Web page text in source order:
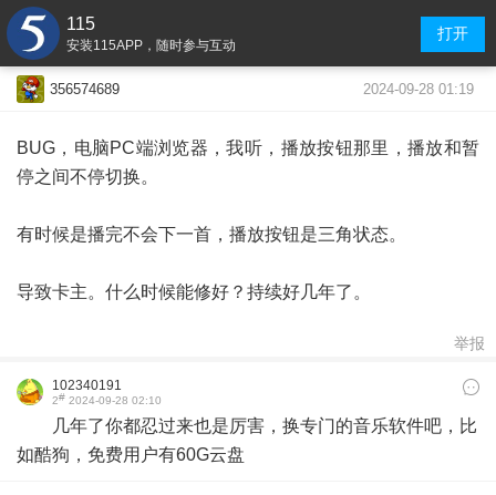
115
安装115APP，随时参与互动
打开
356574689 2024-09-28 01:19
BUG，电脑PC端浏览器，我听，播放按钮那里，播放和暂
停之间不停切换。
有时候是播完不会下一首，播放按钮是三角状态。
导致卡主。什么时候能修好？持续好几年了。
举报
102340191
2# 2024-09-28 02:10
几年了你都忍过来也是厉害，换专门的音乐软件吧，比
如酷狗，免费用户有60G云盘